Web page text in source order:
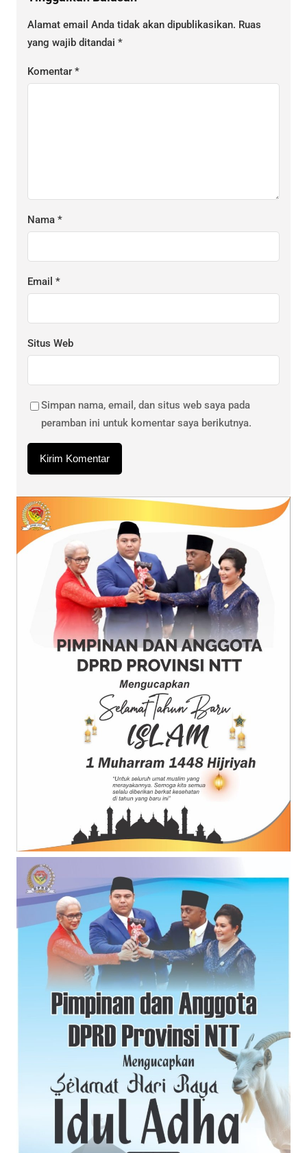
Alamat email Anda tidak akan dipublikasikan. Ruas
yang wajib ditandai *
Komentar *
Nama *
Email *
Situs Web
Simpan nama, email, dan situs web saya pada
peramban ini untuk komentar saya berikutnya.